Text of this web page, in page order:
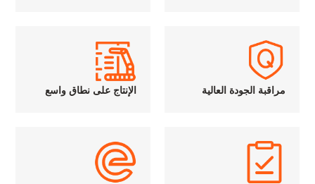
مراقبة الجودة العالية الإنتاج على نطاق واسع